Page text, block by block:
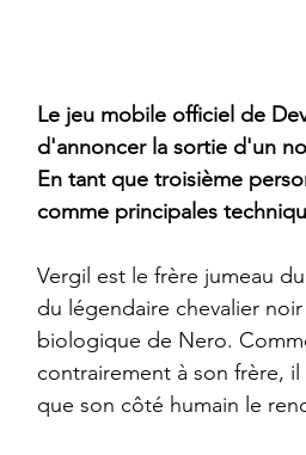
Le jeu mobile officiel de
d'annoncer la sortie d'un
En tant que troisième
comme principales
Vergil est le frère jumeau
du légendaire chevalier
biologique de Nero.
contrairement à son frère,
que son côté humain le